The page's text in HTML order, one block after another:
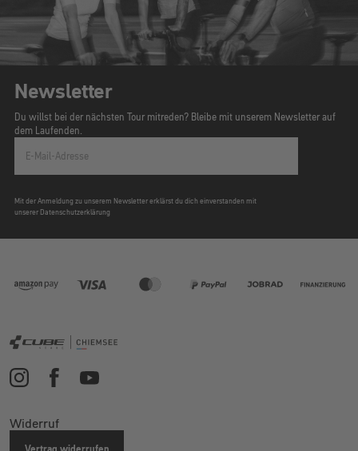
Newsletter
Du willst bei der nächsten Tour mitreden? Bleibe mit unserem Newsletter auf
dem Laufenden.
E-Mail-Adresse
Mit der Anmeldung zu unserem Newsletter erklärst du dich einverstanden mit
unserer Datenschutzerklärung
Widerruf